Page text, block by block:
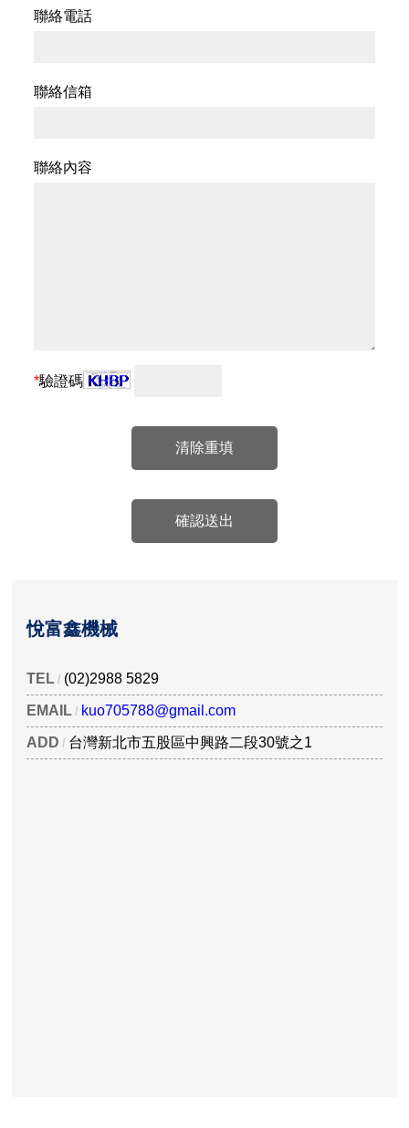
聯絡電話
聯絡信箱
聯絡內容
*驗證碼
清除重填
確認送出
悅富鑫機械
TEL (02)2988 5829
EMAIL kuo705788@gmail.com
ADD 台灣新北市五股區中興路二段30號之1